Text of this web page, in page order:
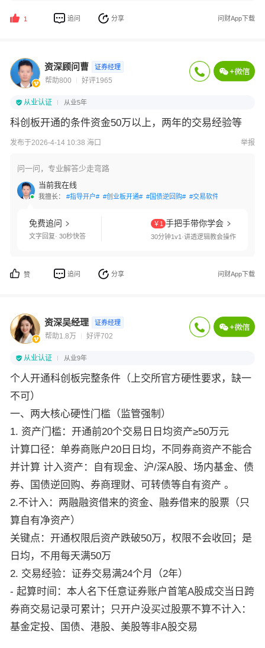
1 追问 分享 问财App下载
资深顾问曹 证券经理
帮助800 好评1965
从业认证 从业5年
科创板开通的条件资金50万以上，两年的交易经验等
发布于2026-4-14 10:38 海口 举报
问一问，专业解答少走弯路
当前我在线
我擅长： #指导开户# #创业板开通# #国债逆回购# #交易软件指导#
免费追问
文字回复· 30秒快答
￥1 手把手带你学会
30分钟1v1·讲透逻辑教会操作
赞 追问 分享 问财App下载
资深吴经理 证券经理
帮助1.8万 好评702
从业认证 从业9年
个人开通科创板完整条件（上交所官方硬性要求，缺一
不可）
一、两大核心硬性门槛（监管强制）
1. 资产门槛：开通前20个交易日日均资产≥50万元
计算口径：单券商账户20日日均，不同券商资产不能合
并计算 计入资产：自有现金、沪/深A股、场内基金、债
券、国债逆回购、券商理财、可转债等自有资产 。
2.不计入：两融融资借来的资金、融券借来的股票（只
算自有净资产）
关键点：开通权限后资产跌破50万，权限不会收回；是
日均，不用每天满50万
2. 交易经验：证券交易满24个月（2年）
- 起算时间：本人名下任意证券账户首笔A股成交当日跨
券商交易记录可累计；只开户没买过股票不算不计入：
基金定投、国债、港股、美股等非A股交易